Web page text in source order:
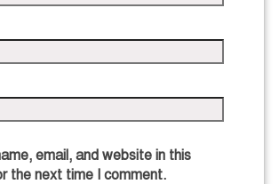
email, and website in this
the next time I comment.